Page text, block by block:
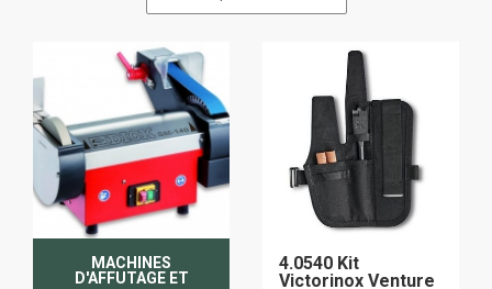
MACHINES
D'AFFUTAGE ET
4.0540 Kit
Victorinox Venture